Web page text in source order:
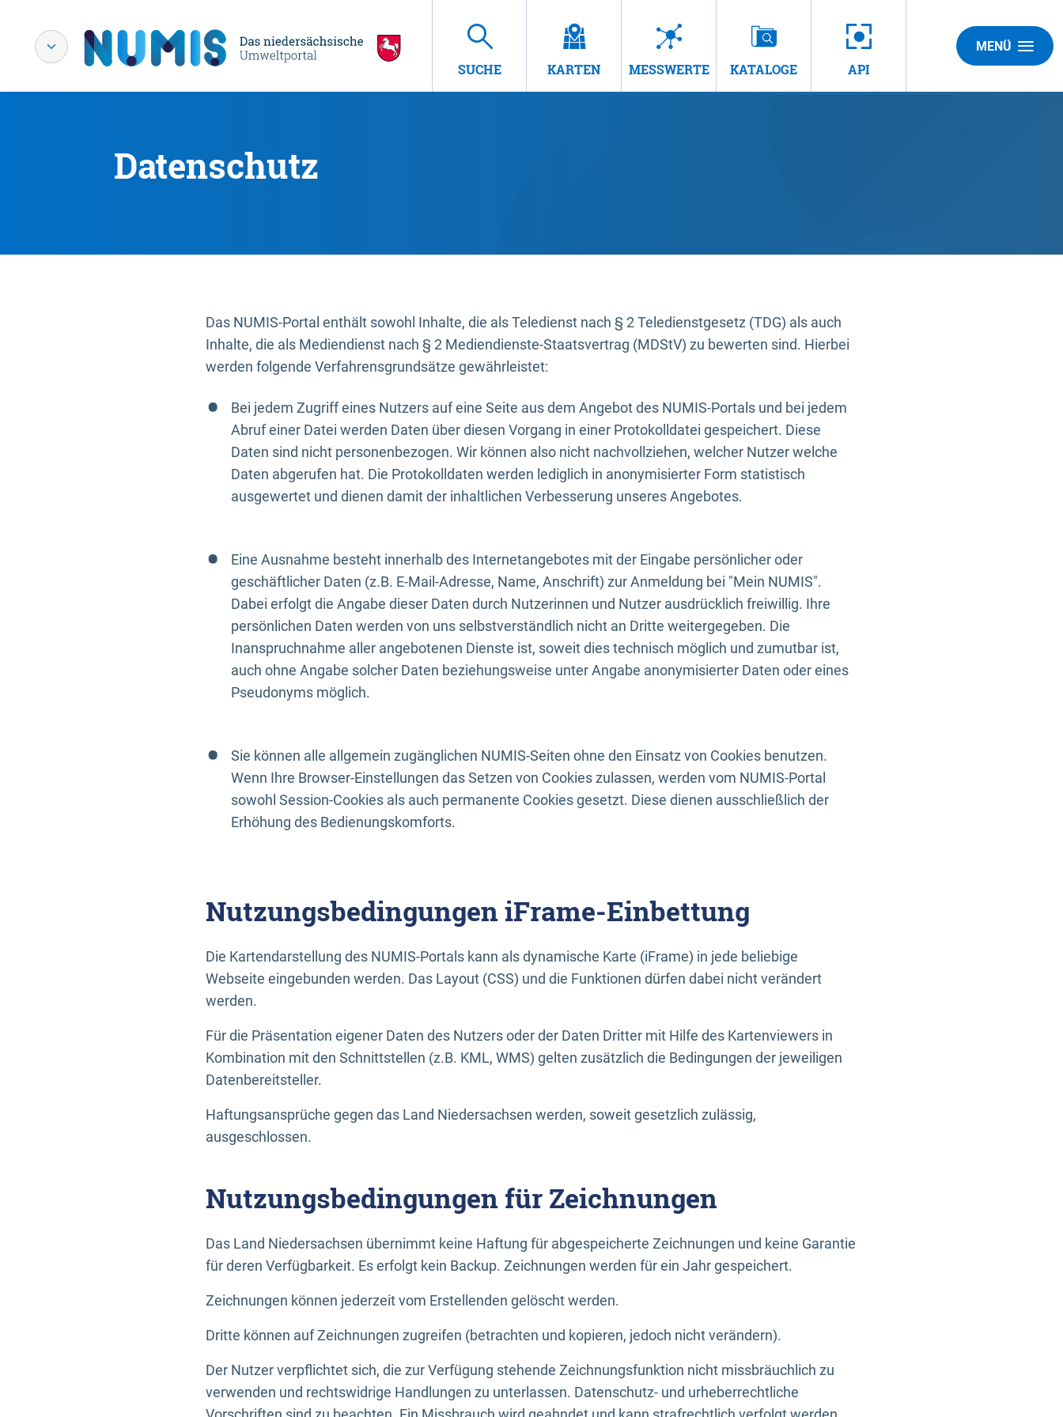
SUCHE KARTEN MESSWERTE KATALOGE API
MENÜ
Datenschutz
Das NUMIS-Portal enthält sowohl Inhalte, die als Teledienst nach § 2 Teledienstgesetz (TDG) als auch
Inhalte, die als Mediendienst nach § 2 Mediendienste-Staatsvertrag (MDStV) zu bewerten sind. Hierbei
werden folgende Verfahrensgrundsätze gewährleistet:
Bei jedem Zugriff eines Nutzers auf eine Seite aus dem Angebot des NUMIS-Portals und bei jedem
Abruf einer Datei werden Daten über diesen Vorgang in einer Protokolldatei gespeichert. Diese
Daten sind nicht personenbezogen. Wir können also nicht nachvollziehen, welcher Nutzer welche
Daten abgerufen hat. Die Protokolldaten werden lediglich in anonymisierter Form statistisch
ausgewertet und dienen damit der inhaltlichen Verbesserung unseres Angebotes.
Eine Ausnahme besteht innerhalb des Internetangebotes mit der Eingabe persönlicher oder
geschäftlicher Daten (z.B. E-Mail-Adresse, Name, Anschrift) zur Anmeldung bei "Mein NUMIS".
Dabei erfolgt die Angabe dieser Daten durch Nutzerinnen und Nutzer ausdrücklich freiwillig. Ihre
persönlichen Daten werden von uns selbstverständlich nicht an Dritte weitergegeben. Die
Inanspruchnahme aller angebotenen Dienste ist, soweit dies technisch möglich und zumutbar ist,
auch ohne Angabe solcher Daten beziehungsweise unter Angabe anonymisierter Daten oder eines
Pseudonyms möglich.
Sie können alle allgemein zugänglichen NUMIS-Seiten ohne den Einsatz von Cookies benutzen.
Wenn Ihre Browser-Einstellungen das Setzen von Cookies zulassen, werden vom NUMIS-Portal
sowohl Session-Cookies als auch permanente Cookies gesetzt. Diese dienen ausschließlich der
Erhöhung des Bedienungskomforts.
Nutzungsbedingungen iFrame-Einbettung
Die Kartendarstellung des NUMIS-Portals kann als dynamische Karte (iFrame) in jede beliebige
Webseite eingebunden werden. Das Layout (CSS) und die Funktionen dürfen dabei nicht verändert
werden.
Für die Präsentation eigener Daten des Nutzers oder der Daten Dritter mit Hilfe des Kartenviewers in
Kombination mit den Schnittstellen (z.B. KML, WMS) gelten zusätzlich die Bedingungen der jeweiligen
Datenbereitsteller.
Haftungsansprüche gegen das Land Niedersachsen werden, soweit gesetzlich zulässig,
ausgeschlossen.
Nutzungsbedingungen für Zeichnungen
Das Land Niedersachsen übernimmt keine Haftung für abgespeicherte Zeichnungen und keine Garantie
für deren Verfügbarkeit. Es erfolgt kein Backup. Zeichnungen werden für ein Jahr gespeichert.
Zeichnungen können jederzeit vom Erstellenden gelöscht werden.
Dritte können auf Zeichnungen zugreifen (betrachten und kopieren, jedoch nicht verändern).
Der Nutzer verpflichtet sich, die zur Verfügung stehende Zeichnungsfunktion nicht missbräuchlich zu
verwenden und rechtswidrige Handlungen zu unterlassen. Datenschutz- und urheberrechtliche